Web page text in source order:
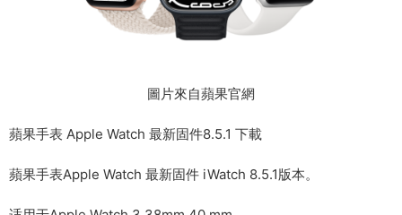
圖片來自蘋果官網
蘋果手表 Apple Watch 最新固件8.5.1 下載
蘋果手表Apple Watch 最新固件 iWatch 8.5.1版本。